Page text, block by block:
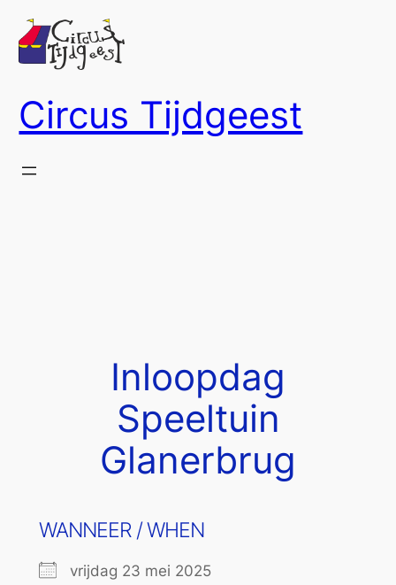
naar
de
Circus Tijdgeest
Inloopdag
Speeltuin
Glanerbrug
WANNEER / WHEN
vrijdag 23 mei 2025